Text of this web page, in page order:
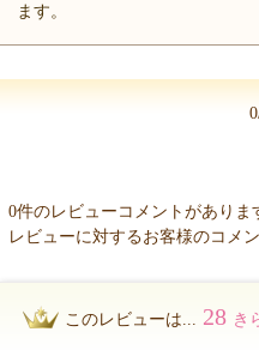
ます。
0件のレビューコメントがありま
レビューに対するお客様のコメ
このレビューは... 28 き